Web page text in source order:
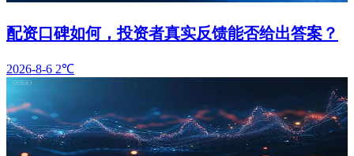
配资口碑如何，投资者真实反馈能否给出答案？
2026-8-6 2℃